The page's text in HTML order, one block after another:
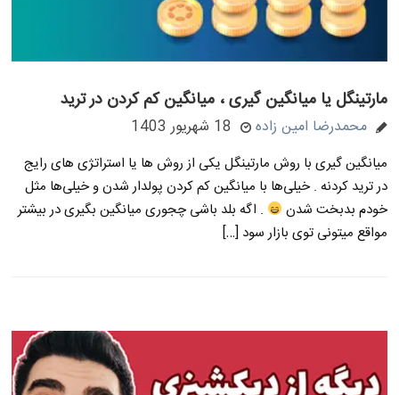
مارتینگل یا میانگین گیری ، میانگین کم کردن در ترید
محمدرضا امین زاده 18 شهریور 1403
میانگین گیری با روش مارتینگل یکی از روش ها یا استراتژی های رایج
در ترید کردنه . خیلی‌ها با میانگین کم کردن پولدار شدن و خیلی‌ها مثل
خودم بدبخت شدن
. اگه بلد باشی چجوری میانگین بگیری در بیشتر
مواقع میتونی توی بازار سود […]